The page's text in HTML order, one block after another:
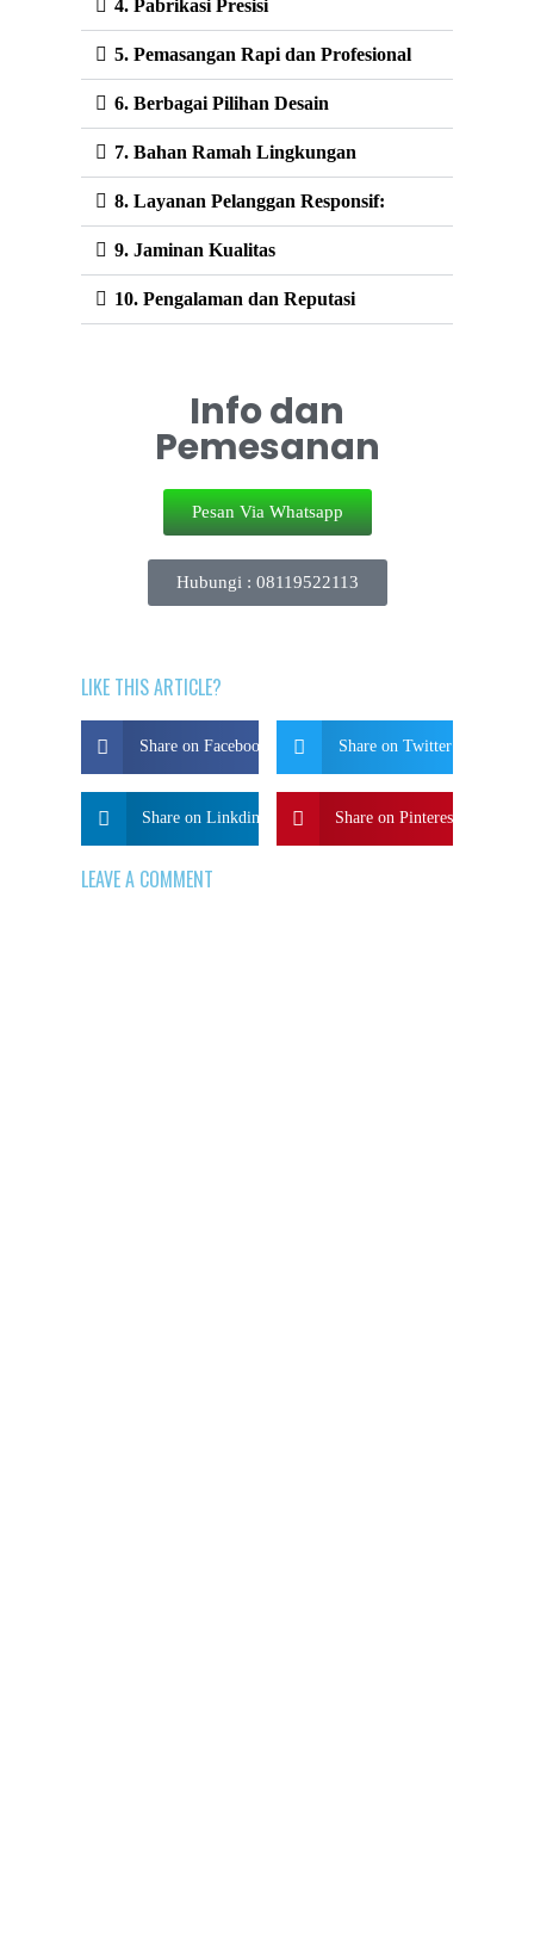
4. Pabrikasi Presisi
5. Pemasangan Rapi dan Profesional
6. Berbagai Pilihan Desain
7. Bahan Ramah Lingkungan
8. Layanan Pelanggan Responsif:
9. Jaminan Kualitas
10. Pengalaman dan Reputasi
Info dan
Pemesanan
Pesan Via Whatsapp
Hubungi : 08119522113
LIKE THIS ARTICLE?
Share on Facebook Share on Twitter
Share on Linkdin Share on Pinterest
LEAVE A COMMENT